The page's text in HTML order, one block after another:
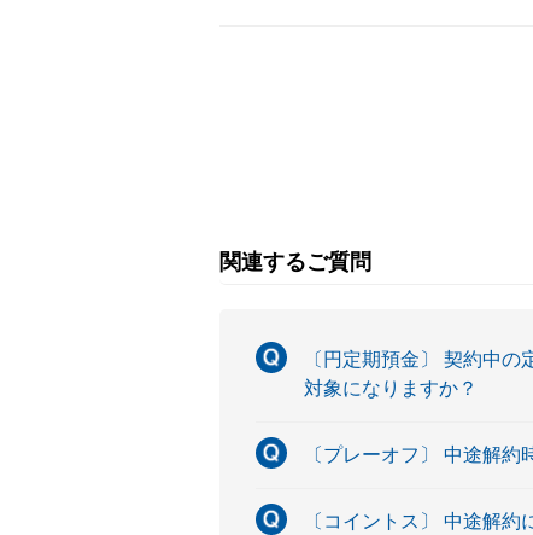
関連するご質問
〔円定期預金〕 契約中
対象になりますか？
〔プレーオフ〕 中途解
〔コイントス〕 中途解約